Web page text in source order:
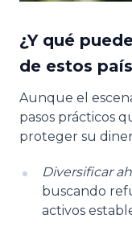
¿Y qué
de estos
Aunque el
pasos prácticos
proteger su
Diversificar
buscando
activos